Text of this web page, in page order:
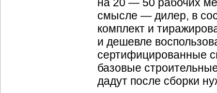
на 20 — 50 рабочих
смысле — дилер, в
комплект и
и дешевле
сертифицированные
базовые
дадут после сборки